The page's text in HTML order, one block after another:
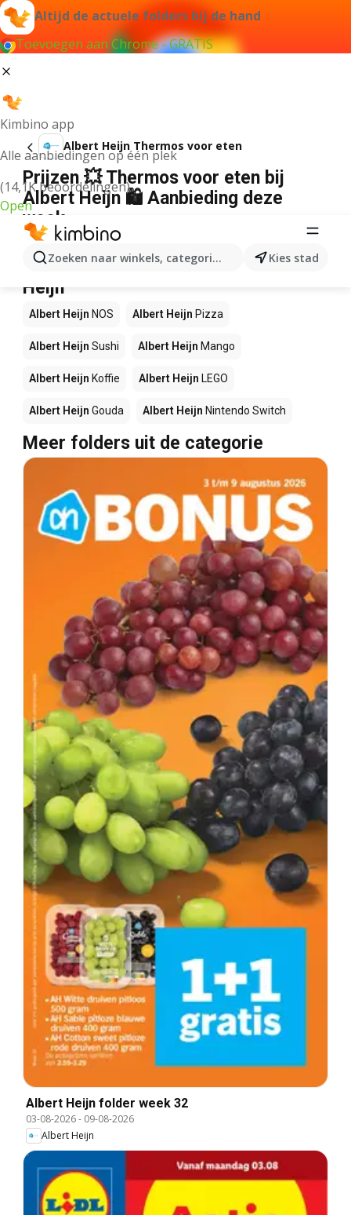
Altijd de actuele folders bij de hand
Toevoegen aan Chrome - GRATIS
Kimbino app
Alle aanbiedingen op één plek
(14,1K beoordelingen)
Open
Zoeken naar winkels, categorieën, producten...
Kies stad
Albert Heijn Thermos voor eten
Prijzen 💥 Thermos voor eten bij
Albert Heijn 🛍️ Aanbieding deze
week
Wij konden geen resultaten vinden voor die term.
Andere producten in winkels Albert
Heijn
Albert Heijn NOS Albert Heijn Pizza
Albert Heijn Sushi Albert Heijn Mango
Albert Heijn Koffie Albert Heijn LEGO
Albert Heijn Gouda Albert Heijn Nintendo Switch
Meer folders uit de categorie
Albert Heijn folder week 32
03-08-2026- 09-08-2026
Albert Heijn